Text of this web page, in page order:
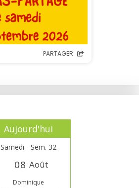
Aujourd'hui
Samedi - Sem. 32
08 Août
Dominique